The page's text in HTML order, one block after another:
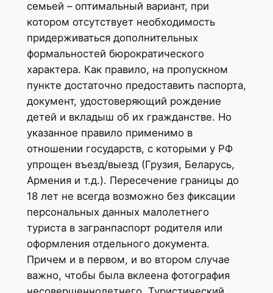
семьей – оптимальный вариант, при
котором отсутствует необходимость
придерживаться дополнительных
формальностей бюрократического
характера. Как правило, на пропускном
пункте достаточно предоставить паспорта,
документ, удостоверяющий рождение
детей и вкладыш об их гражданстве. Но
указанное правило применимо в
отношении государств, с которыми у РФ
упрощен въезд/выезд (Грузия, Беларусь,
Армения и т.д.). Пересечение границы до
18 лет не всегда возможно без фиксации
персональных данных малолетнего
туриста в загранпаспорт родителя или
оформления отдельного документа.
Причем и в первом, и во втором случае
важно, чтобы была вклеена фотография